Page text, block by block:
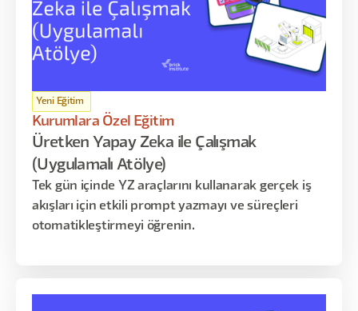
Yeni Eğitim
Kurumlara Özel Eğitim
Üretken Yapay Zeka ile Çalışmak
(Uygulamalı Atölye)
Tek gün içinde YZ araçlarını kullanarak gerçek iş
akışları için etkili prompt yazmayı ve süreçleri
otomatikleştirmeyi öğrenin.